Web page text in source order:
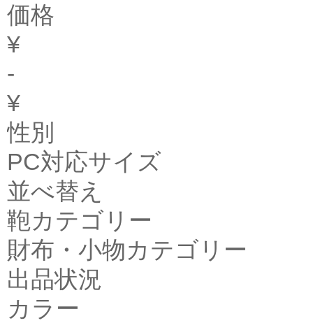
価格
¥
-
¥
性別
PC対応サイズ
並べ替え
鞄カテゴリー
財布・小物カテゴリー
出品状況
カラー